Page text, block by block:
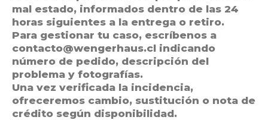
mal estado, informados dentro de las 24
horas siguientes a la entrega o retiro.
Para gestionar tu caso, escríbenos a
contacto@wengerhaus.cl indicando
número de pedido, descripción del
problema y fotografías.
Una vez verificada la incidencia,
ofreceremos cambio, sustitución o nota de
crédito según disponibilidad.